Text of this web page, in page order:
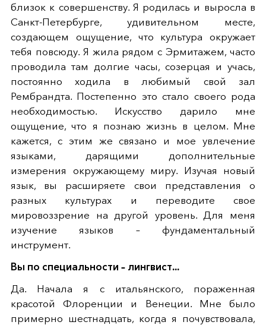
близок к совершенству. Я родилась и выросла в
Санкт-Петербурге, удивительном месте,
создающем ощущение, что культура окружает
тебя повсюду. Я жила рядом с Эрмитажем, часто
проводила там долгие часы, созерцая и учась,
постоянно ходила в любимый свой зал
Рембрандта. Постепенно это стало своего рода
необходимостью. Искусство дарило мне
ощущение, что я познаю жизнь в целом. Мне
кажется, с этим же связано и мое увлечение
языками, дарящими дополнительные
измерения окружающему миру. Изучая новый
язык, вы расширяете свои представления о
разных культурах и переводите свое
мировоззрение на другой уровень. Для меня
изучение языков – фундаментальный
инструмент.
Вы по специальности – лингвист...
Да. Начала я с итальянского, пораженная
красотой Флоренции и Венеции. Мне было
примерно шестнадцать, когда я почувствовала,